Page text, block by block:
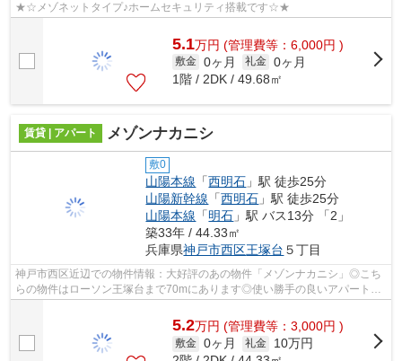
★☆メゾネットタイプ♪ホームセキュリティ搭載です☆★
5.1万円 (管理費等：6,000円 )
敷金 0ヶ月 礼金 0ヶ月
1階 / 2DK / 49.68㎡
賃貸 | アパート メゾンナカニシ
敷0
山陽本線 「西明石 」駅 徒歩25分
山陽新幹線 「西明石 」駅 徒歩25分
山陽本線 「明石 」駅 バス13分 「2」
築33年 / 44.33㎡
兵庫県神戸市西区王塚台 ５丁目
神戸市西区近辺での物件情報：大好評のあの物件「メゾンナカニシ」◎こち
らの物件はローソン王塚台まで70mにあります◎使い勝手の良いアパートで
5.2万円 (管理費等：3,000円 )
敷金 0ヶ月 礼金
10万円